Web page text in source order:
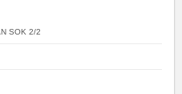
SOK 2/2